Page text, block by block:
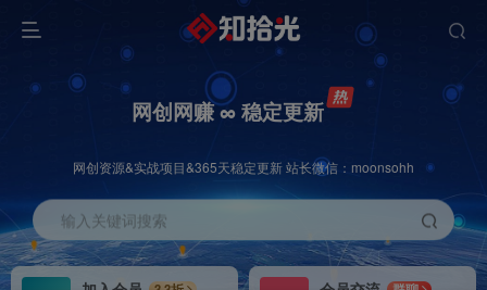
网创网赚 ∞ 稳定更新
网创资源&实战项目&365天稳定更新 站长微信：moonsohh
输入关键词搜索